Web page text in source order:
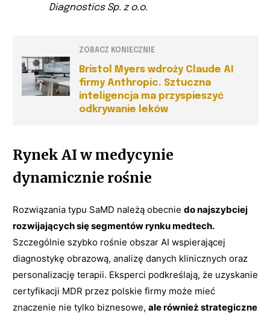
Diagnostics Sp. z o.o.
ZOBACZ KONIECZNIE
Bristol Myers wdroży Claude AI
firmy Anthropic. Sztuczna
inteligencja ma przyspieszyć
odkrywanie leków
Rynek AI w medycynie
dynamicznie rośnie
Rozwiązania typu SaMD należą obecnie do najszybciej
rozwijających się segmentów rynku medtech.
Szczególnie szybko rośnie obszar AI wspierającej
diagnostykę obrazową, analizę danych klinicznych oraz
personalizację terapii. Eksperci podkreślają, że uzyskanie
certyfikacji MDR przez polskie firmy może mieć
znaczenie nie tylko biznesowe, ale również strategiczne